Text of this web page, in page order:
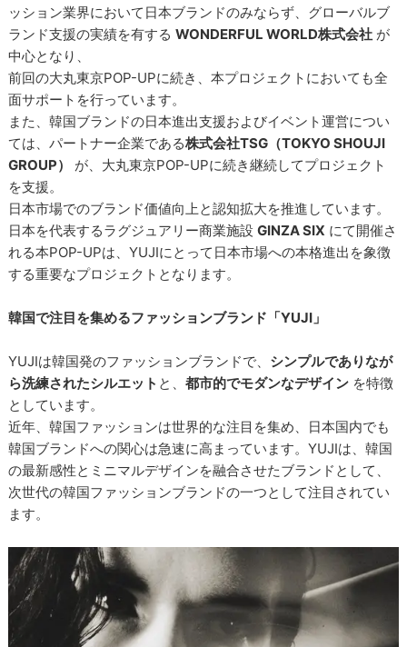
ッション業界において日本ブランドのみならず、グローバルブ
ランド支援の実績を有するWONDERFUL WORLD株式会社 が
中心となり、
前回の大丸東京POP-UPに続き、本プロジェクトにおいても全
面サポートを行っています。
また、韓国ブランドの日本進出支援およびイベント運営につい
ては、パートナー企業である株式会社TSG（TOKYO SHOUJI
GROUP）
が、大丸東京POP-UPに続き継続してプロジェクト
を支援。
日本市場でのブランド価値向上と認知拡大を推進しています。
日本を代表するラグジュアリー商業施設GINZA SIX にて開催さ
れる本POP-UPは、YUJIにとって日本市場への本格進出を象徴
する重要なプロジェクトとなります。
韓国で注目を集めるファッションブランド「YUJI」
YUJIは韓国発のファッションブランドで、 シンプルでありなが
ら洗練されたシルエット と、都市的でモダンなデザイン を特徴
としています。
近年、韓国ファッションは世界的な注目を集め、日本国内でも
韓国ブランドへの関心は急速に高まっています。YUJIは、韓国
の最新感性とミニマルデザインを融合させたブランドとして、
次世代の韓国ファッションブランドの一つとして注目されてい
ます。